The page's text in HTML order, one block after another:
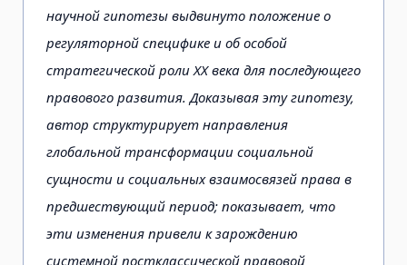
научной гипотезы выдвинуто положение о
регуляторной специфике и об особой
стратегической роли ХХ века для последующего
правового развития. Доказывая эту гипотезу,
автор структурирует направления
глобальной трансформации социальной
сущности и социальных взаимосвязей права в
предшествующий период; показывает, что
эти изменения привели к зарождению
системной постклассической правовой